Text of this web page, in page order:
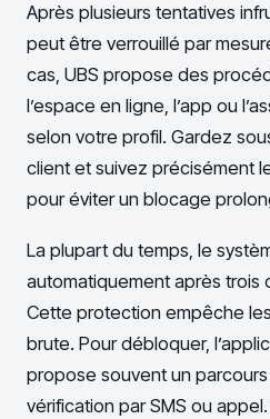
Après plusieurs tentatives
peut être verrouillé par
cas, UBS propose des
l’espace en ligne, l’app ou
selon votre profil. Gardez
client et suivez précisément
pour éviter un blocage
La plupart du temps, le
automatiquement après trois
Cette protection empêche
brute. Pour débloquer,
propose souvent un
vérification par SMS ou